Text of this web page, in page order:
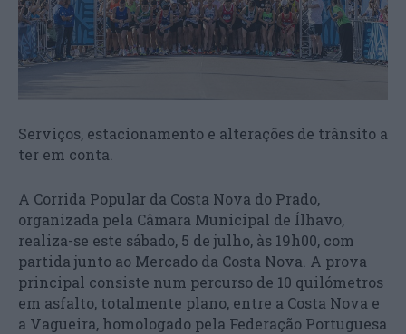
Serviços, estacionamento e alterações de trânsito a
ter em conta.
A Corrida Popular da Costa Nova do Prado,
organizada pela Câmara Municipal de Ílhavo,
realiza-se este sábado, 5 de julho, às 19h00, com
partida junto ao Mercado da Costa Nova. A prova
principal consiste num percurso de 10 quilómetros
em asfalto, totalmente plano, entre a Costa Nova e
a Vagueira, homologado pela Federação Portuguesa